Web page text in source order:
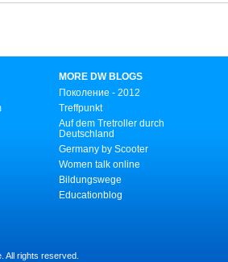
MORE DW BLOGS
Поколение - 2012
Treffpunkt
Auf dem Tretroller durch
Deutschland
Germany by Scooter
Women talk online
Bildungswege
Educationblog
All rights reserved.